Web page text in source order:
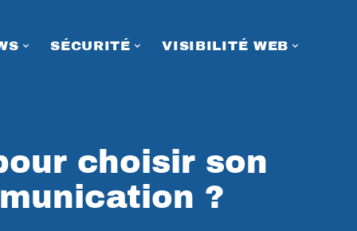
SÉCURITÉ VISIBILITÉ WEB
choisir son
?